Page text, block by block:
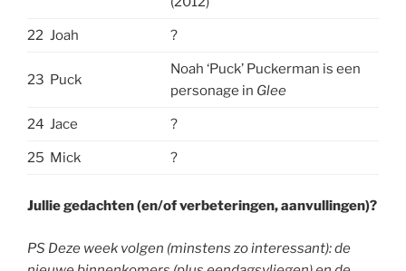
22 Joah ?
23 Puck
Noah ‘Puck’ Puckerman is een
personage in Glee
24 Jace ?
25 Mick ?
Jullie gedachten (en/of verbeteringen, aanvullingen)?
PS Deze week volgen (minstens zo interessant): de